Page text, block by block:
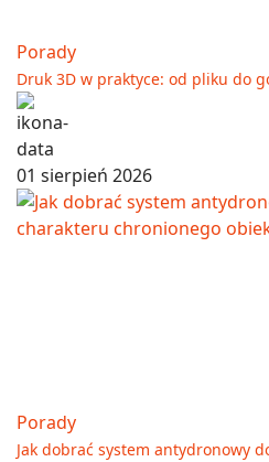
Porady
Druk 3D w praktyce: od pliku do
01 sierpień 2026
Porady
Jak dobrać system antydronowy